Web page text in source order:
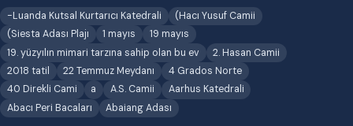
-Luanda Kutsal Kurtarıcı Katedrali
(Hacı Yusuf Camii
(Siesta Adası Plajı
1 mayıs
19 mayıs
19. yüzyılın mimari tarzına sahip olan bu ev
2. Hasan Camii
2018 tatil
22 Temmuz Meydanı
4 Grados Norte
40 Direkli Cami
a A.S. Camii
Aarhus Katedrali
Abacı Peri Bacaları
Abaiang Adası